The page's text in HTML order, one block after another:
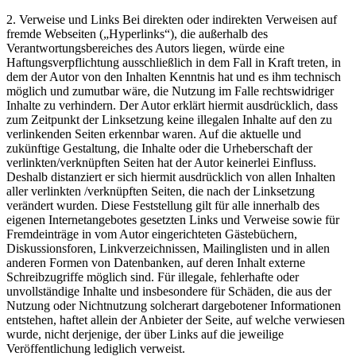
2. Verweise und Links Bei direkten oder indirekten Verweisen auf
fremde Webseiten („Hyperlinks“), die außerhalb des
Verantwortungsbereiches des Autors liegen, würde eine
Haftungsverpflichtung ausschließlich in dem Fall in Kraft treten, in
dem der Autor von den Inhalten Kenntnis hat und es ihm technisch
möglich und zumutbar wäre, die Nutzung im Falle rechtswidriger
Inhalte zu verhindern. Der Autor erklärt hiermit ausdrücklich, dass
zum Zeitpunkt der Linksetzung keine illegalen Inhalte auf den zu
verlinkenden Seiten erkennbar waren. Auf die aktuelle und
zukünftige Gestaltung, die Inhalte oder die Urheberschaft der
verlinkten/verknüpften Seiten hat der Autor keinerlei Einfluss.
Deshalb distanziert er sich hiermit ausdrücklich von allen Inhalten
aller verlinkten /verknüpften Seiten, die nach der Linksetzung
verändert wurden. Diese Feststellung gilt für alle innerhalb des
eigenen Internetangebotes gesetzten Links und Verweise sowie für
Fremdeinträge in vom Autor eingerichteten Gästebüchern,
Diskussionsforen, Linkverzeichnissen, Mailinglisten und in allen
anderen Formen von Datenbanken, auf deren Inhalt externe
Schreibzugriffe möglich sind. Für illegale, fehlerhafte oder
unvollständige Inhalte und insbesondere für Schäden, die aus der
Nutzung oder Nichtnutzung solcherart dargebotener Informationen
entstehen, haftet allein der Anbieter der Seite, auf welche verwiesen
wurde, nicht derjenige, der über Links auf die jeweilige
Veröffentlichung lediglich verweist.